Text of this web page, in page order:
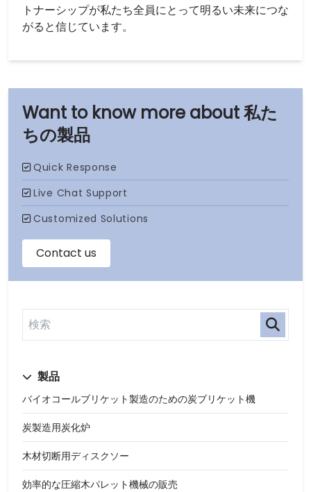
私た
ちの製品
製品
バイオコールブリケット製造のための炭ブリケット機
炭製造用炭化炉
木材切断用ディスクソー
効率的な圧縮木パレット機械の販売
トナーシップが私たち全員にとって明るい未来につな
がると信じています。